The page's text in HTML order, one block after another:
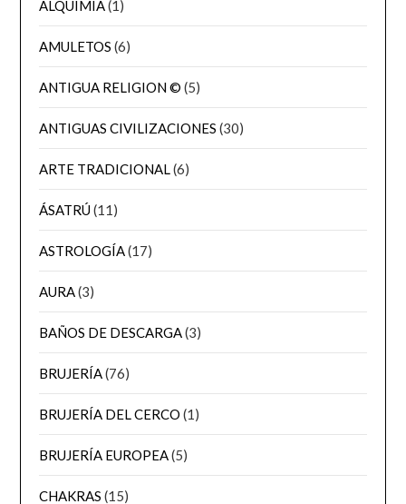
ALQUIMIA(1)
AMULETOS (6)
ANTIGUA RELIGION © (5)
ANTIGUAS CIVILIZACIONES (30)
ARTE TRADICIONAL (6)
ÁSATRÚ(11)
ASTROLOGÍA(17)
AURA(3)
BAÑOS DE DESCARGA(3)
BRUJERÍA(76)
BRUJERÍA DEL CERCO (1)
BRUJERÍA EUROPEA(5)
CHAKRAS (15)